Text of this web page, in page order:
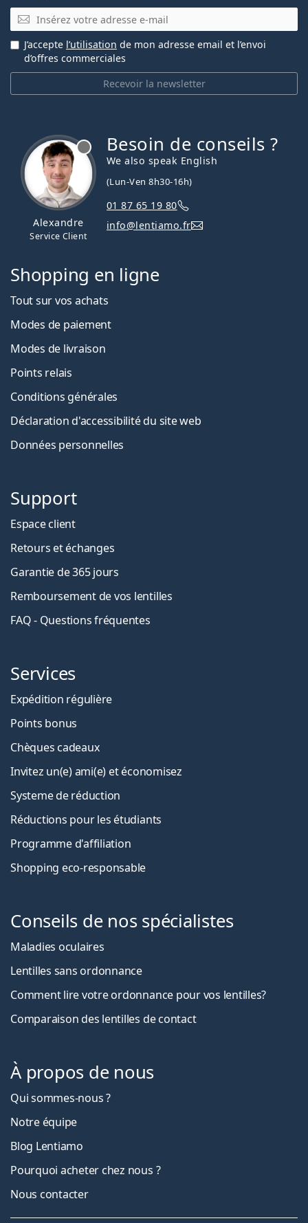
E-mail
Recevoir la newsletter
J’accepte l’utilisation de mon adresse email et l’envoi
d’offres commerciales
Alexandre
Service Client
Besoin de conseils ?
We also speak English
(Lun-Ven 8h30-16h)
01 87 65 19 80
info@lentiamo.fr
Shopping en ligne
Tout sur vos achats
Modes de paiement
Modes de livraison
Points relais
Conditions générales
Déclaration d'accessibilité du site web
Données personnelles
Support
Espace client
Retours et échanges
Garantie de 365 jours
Remboursement de vos lentilles
FAQ - Questions fréquentes
Services
Expédition régulière
Points bonus
Chèques cadeaux
Invitez un(e) ami(e) et économisez
Systeme de réduction
Réductions pour les étudiants
Programme d'affiliation
Shopping eco-responsable
Conseils de nos spécialistes
Maladies oculaires
Lentilles sans ordonnance
Comment lire votre ordonnance pour vos lentilles?
Comparaison des lentilles de contact
À propos de nous
Qui sommes-nous ?
Notre équipe
Blog Lentiamo
Pourquoi acheter chez nous ?
Nous contacter